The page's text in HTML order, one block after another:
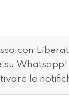
con
su Whatsapp!
le